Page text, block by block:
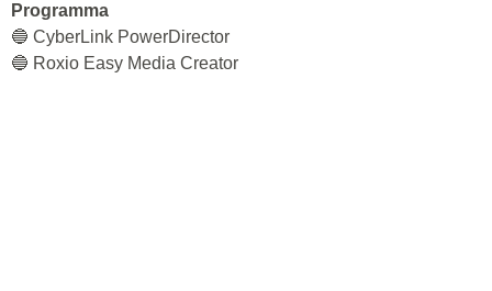
Programma
🔵 CyberLink PowerDirector
🔵 Roxio Easy Media Creator